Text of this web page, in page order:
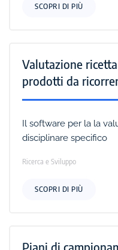
SCOPRI DI PIÙ
Valutazione
prodotti da
Il software per la la
disciplinare specifico
Ricerca e Sviluppo
SCOPRI DI PIÙ
Piani di